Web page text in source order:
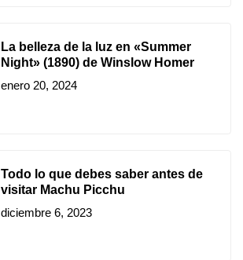
La belleza de la luz en «Summer
Night» (1890) de Winslow Homer
enero 20, 2024
Todo lo que debes saber antes de
visitar Machu Picchu
diciembre 6, 2023